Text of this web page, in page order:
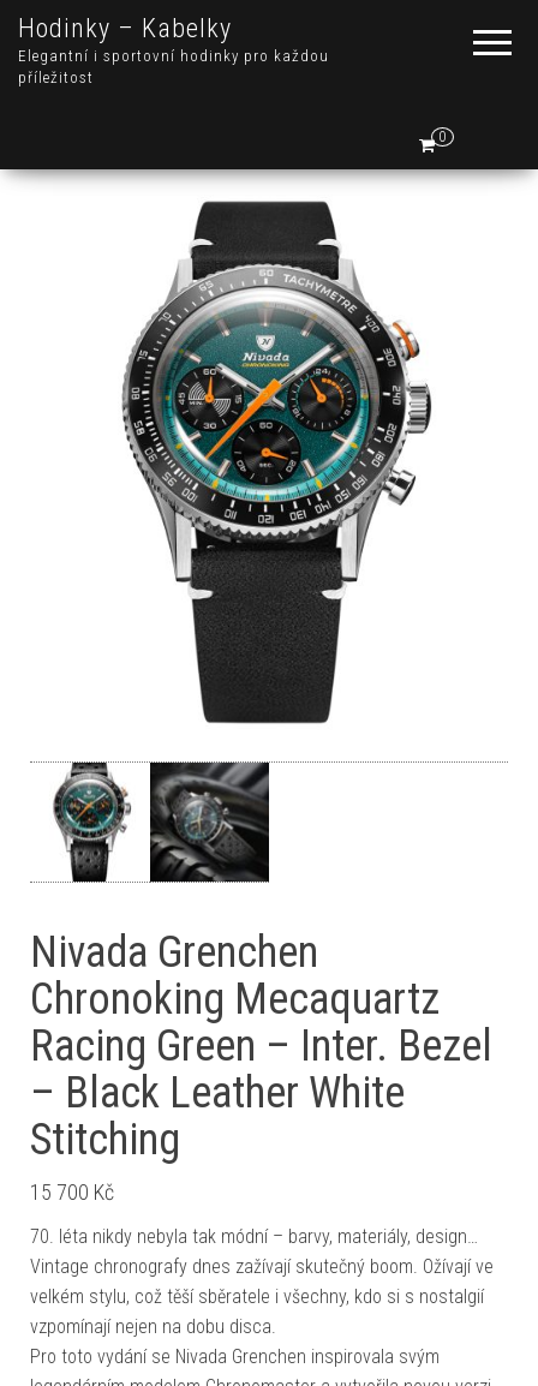
Hodinky – Kabelky
Elegantní i sportovní hodinky pro každou
příležitost
0
Nivada Grenchen
Chronoking Mecaquartz
Racing Green – Inter. Bezel
– Black Leather White
Stitching
15 700 Kč
70. léta nikdy nebyla tak módní – barvy, materiály, design…
Vintage chronografy dnes zažívají skutečný boom. Ožívají ve
velkém stylu, což těší sběratele i všechny, kdo si s nostalgií
vzpomínají nejen na dobu disca.
Pro toto vydání se Nivada Grenchen inspirovala svým